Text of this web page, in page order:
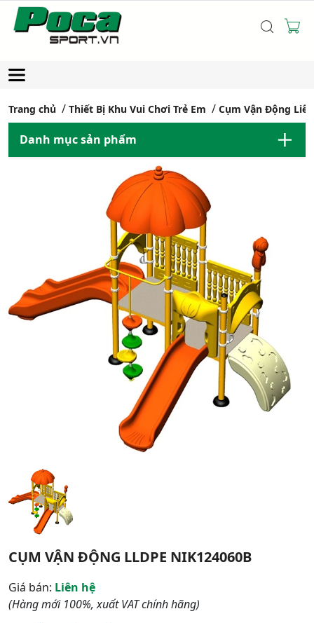
Trang chủ Thiết Bị Khu Vui Chơi Trẻ Em Cụm Vận Động
Danh mục sản phẩm
CỤM VẬN ĐỘNG LLDPE NIK124060B
Giá bán: Liên hệ
(Hàng mới 100%, xuất VAT chính hãng)